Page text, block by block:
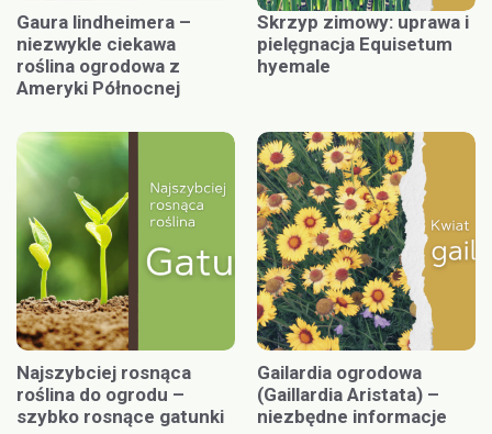
Gaura lindheimera –
niezwykle ciekawa
roślina ogrodowa z
Ameryki Północnej
Skrzyp zimowy: uprawa i
pielęgnacja Equisetum
hyemale
Najszybciej rosnąca
roślina do ogrodu –
szybko rosnące gatunki
Gailardia ogrodowa
(Gaillardia Aristata) –
niezbędne informacje